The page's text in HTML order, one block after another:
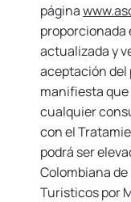
página
proporcionada
actualizada y
aceptación
manifiesta
cualquier
con el
podrá ser
Colombiana
Turisticos por